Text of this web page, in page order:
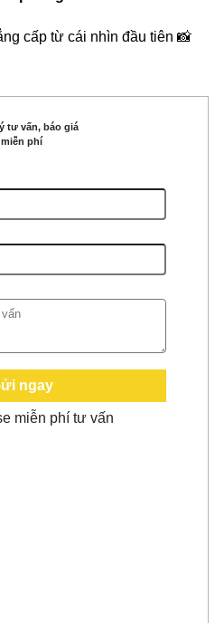
cấp từ cái nhìn đầu tiên 📸
tư vấn, báo giá
miễn phí